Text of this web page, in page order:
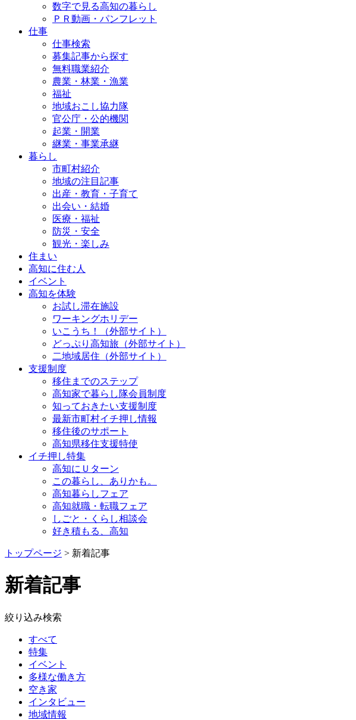
数字で見る高知の暮らし
ＰＲ動画・パンフレット
仕事
仕事検索
募集記事から探す
無料職業紹介
農業・林業・漁業
福祉
地域おこし協力隊
官公庁・公的機関
起業・開業
継業・事業承継
暮らし
市町村紹介
地域の注目記事
出産・教育・子育て
出会い・結婚
医療・福祉
防災・安全
観光・楽しみ
住まい
高知に住む人
イベント
高知を体験
お試し滞在施設
ワーキングホリデー
いこうち！（外部サイト）
どっぷり高知旅（外部サイト）
二地域居住（外部サイト）
支援制度
移住までのステップ
高知家で暮らし隊会員制度
知っておきたい支援制度
最新市町村イチ押し情報
移住後のサポート
高知県移住支援特使
イチ押し特集
高知にＵターン
この暮らし、ありかも。
高知暮らしフェア
高知就職・転職フェア
しごと・くらし相談会
好き積もる、高知
トップページ > 新着記事
新着記事
絞り込み検索
すべて
特集
イベント
多様な働き方
空き家
インタビュー
地域情報